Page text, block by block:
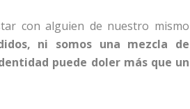
con alguien de nuestro mismo
ni somos una mezcla de
puede doler más que un